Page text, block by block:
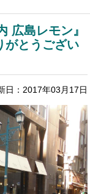
広島レモン』
がとうござい
日：2017年03月17日